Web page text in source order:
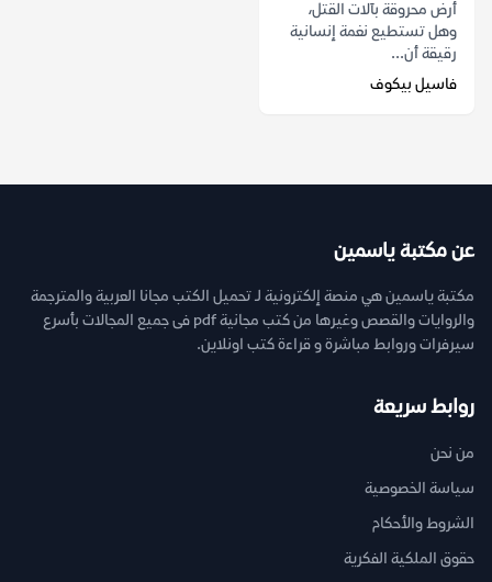
أرض محروقة بآلات القتل،
وهل تستطيع نغمة إنسانية
رقيقة أن...
فاسيل بيكوف
عن مكتبة ياسمين
مكتبة ياسمين هي منصة إلكترونية لـ تحميل الكتب مجانا العربية والمترجمة
والروايات والقصص وغيرها من كتب مجانية pdf فى جميع المجالات بأسرع
سيرفرات وروابط مباشرة و قراءة كتب اونلاين.
روابط سريعة
من نحن
سياسة الخصوصية
الشروط والأحكام
حقوق الملكية الفكرية